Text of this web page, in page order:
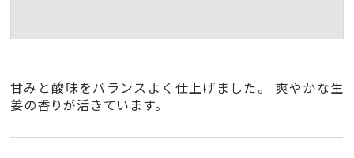
甘みと酸味をバランスよく仕上げました。 爽やかな生
姜の香りが活きています。